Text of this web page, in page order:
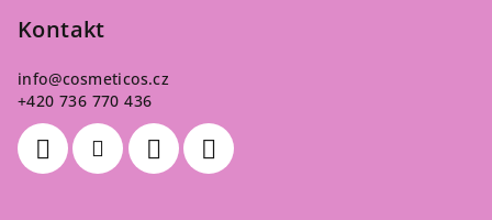
Kontakt
info@cosmeticos.cz
+420 736 770 436